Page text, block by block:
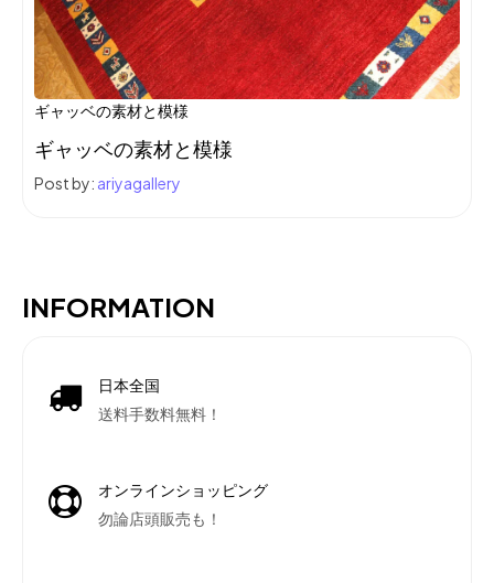
ギャッベの素材と模様
ギャッベの素材と模様
Post by: ariyagallery
INFORMATION
日本全国
送料手数料無料！
オンラインショッピング
勿論店頭販売も！